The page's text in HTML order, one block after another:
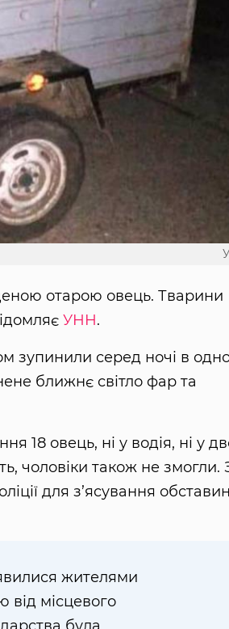
отарою овець. Тварини
УНН.
зупинили серед ночі в
ближнє світло фар та
18 овець, ні у водія, ні у
чоловіки також не змогли.
для з’ясування
жителями
від місцевого
була